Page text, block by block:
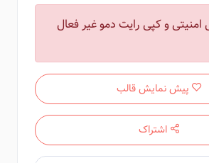
امنیتی و کپی رایت دمو غیر فعال
پیش نمایش قالب
اشتراک